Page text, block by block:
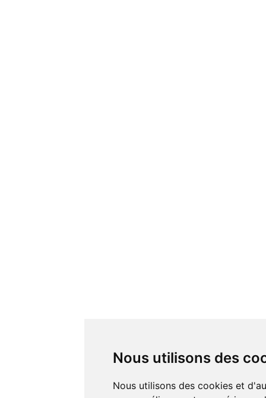
Nous utilisons des
Nous utilisons des cookies et d'autres technologies de suivi